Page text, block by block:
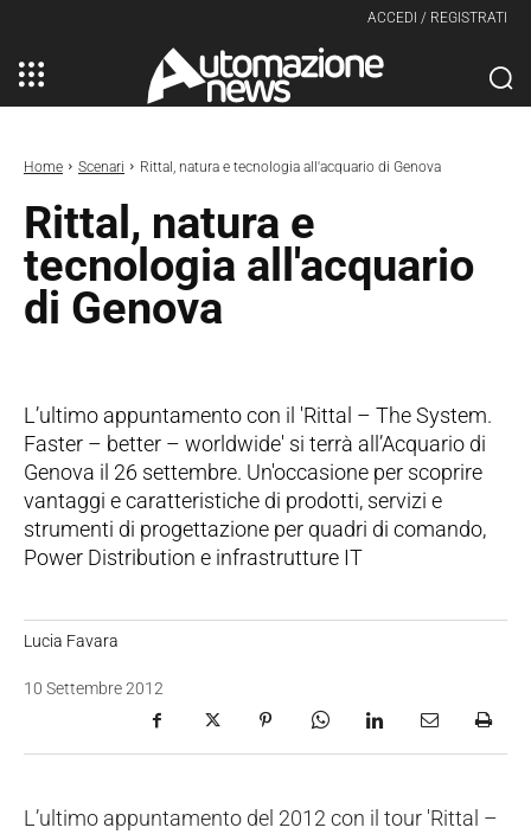
ACCEDI / REGISTRATI
Home Scenari Rittal, natura e tecnologia all'acquario di Genova
Rittal, natura e
tecnologia all'acquario
di Genova
L’ultimo appuntamento con il 'Rittal – The System.
Faster – better – worldwide' si terrà all’Acquario di
Genova il 26 settembre. Un'occasione per scoprire
vantaggi e caratteristiche di prodotti, servizi e
strumenti di progettazione per quadri di comando,
Power Distribution e infrastrutture IT
Lucia Favara
10 Settembre 2012
L’ultimo appuntamento del 2012 con il tour 'Rittal –